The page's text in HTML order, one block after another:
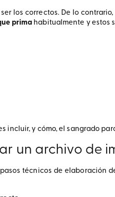
los correctos. De lo
prima habitualmente y estos
incluir, y cómo, el sangrado
un archivo de
técnicos de elaboración